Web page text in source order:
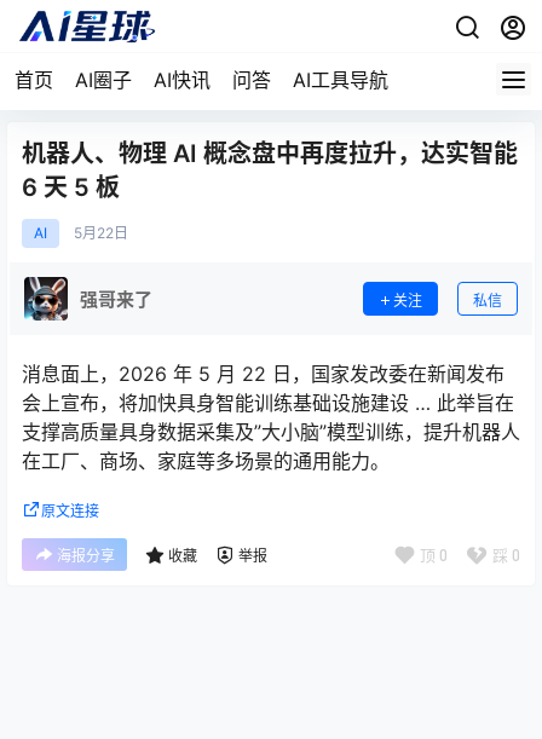
首页 AI圈子 AI快讯 问答 AI工具导航
机器人、物理 AI 概念盘中再度拉升，达实智能
6 天 5 板
AI 5月 22日
强哥来了 关注 私信
消息面上，2026 年 5 月 22 日，国家发改委在新闻发布
会上宣布，将加快具身智能训练基础设施建设 … 此举旨在
支撑高质量具身数据采集及”大小脑”模型训练，提升机器人
在工厂、商场、家庭等多场景的通用能力。
原文连接
海报分享 收藏 举报 顶 0 踩 0